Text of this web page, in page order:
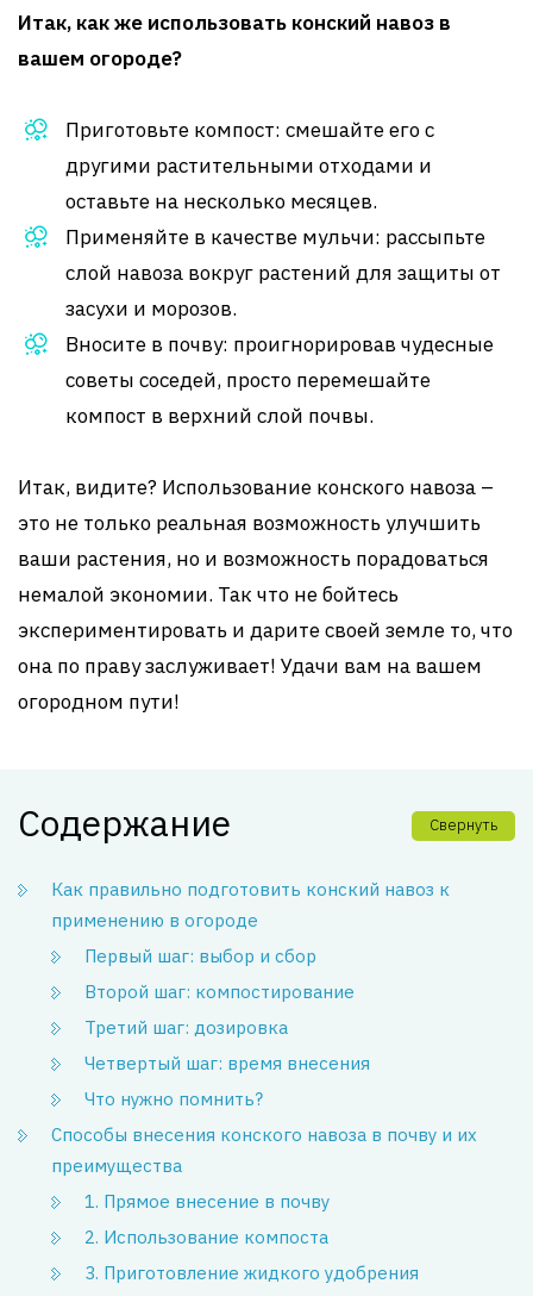
Итак, как же использовать конский навоз в
вашем огороде?
Приготовьте компост: смешайте его с
другими растительными отходами и
оставьте на несколько месяцев.
Применяйте в качестве мульчи: рассыпьте
слой навоза вокруг растений для защиты от
засухи и морозов.
Вносите в почву: проигнорировав чудесные
советы соседей, просто перемешайте
компост в верхний слой почвы.
Итак, видите? Использование конского навоза –
это не только реальная возможность улучшить
ваши растения, но и возможность порадоваться
немалой экономии. Так что не бойтесь
экспериментировать и дарите своей земле то, что
она по праву заслуживает! Удачи вам на вашем
огородном пути!
Содержание Свернуть
Как правильно подготовить конский навоз к
применению в огороде
Первый шаг: выбор и сбор
Второй шаг: компостирование
Третий шаг: дозировка
Четвертый шаг: время внесения
Что нужно помнить?
Способы внесения конского навоза в почву и их
преимущества
1. Прямое внесение в почву
2. Использование компоста
3. Приготовление жидкого удобрения